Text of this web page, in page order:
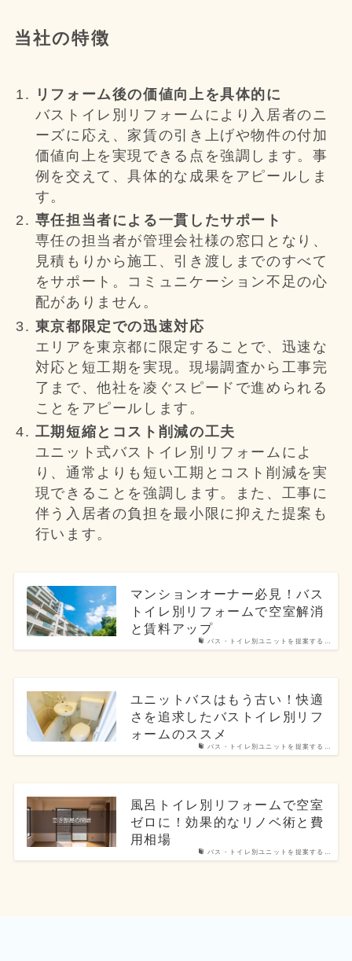
当社の特徴
リフォーム後の価値向上を具体的に
バストイレ別リフォームにより入居者のニ
ーズに応え、家賃の引き上げや物件の付加
価値向上を実現できる点を強調します。事
例を交えて、具体的な成果をアピールしま
す。
専任担当者による一貫したサポート
専任の担当者が管理会社様の窓口となり、
見積もりから施工、引き渡しまでのすべて
をサポート。コミュニケーション不足の心
配がありません。
東京都限定での迅速対応
エリアを東京都に限定することで、迅速な
対応と短工期を実現。現場調査から工事完
了まで、他社を凌ぐスピードで進められる
ことをアピールします。
工期短縮とコスト削減の工夫
ユニット式バストイレ別リフォームによ
り、通常よりも短い工期とコスト削減を実
現できることを強調します。また、工事に
伴う入居者の負担を最小限に抑えた提案も
行います。
バス・トイレ別ユニットを提案する…
マンションオーナー必見！バス
トイレ別リフォームで空室解消
と賃料アップ
バス・トイレ別ユニットを提案する…
ユニットバスはもう古い！快適
さを追求したバストイレ別リフ
ォームのススメ
バス・トイレ別ユニットを提案する…
風呂トイレ別リフォームで空室
ゼロに！効果的なリノベ術と費
用相場